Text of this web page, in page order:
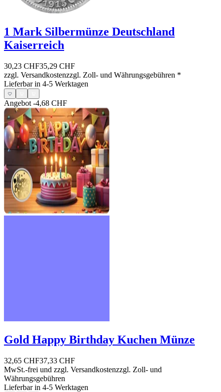
1 Mark Silbermünze Deutschland
Kaiserreich
30,23 CHF35,29 CHF
zzgl. Versandkostenzzgl. Zoll- und Währungsgebühren *
Lieferbar in 4-5 Werktagen
Angebot -4,68 CHF
Gold Happy Birthday Kuchen Münze
32,65 CHF37,33 CHF
MwSt.-frei und zzgl. Versandkostenzzgl. Zoll- und
Währungsgebühren
Lieferbar in 4-5 Werktagen